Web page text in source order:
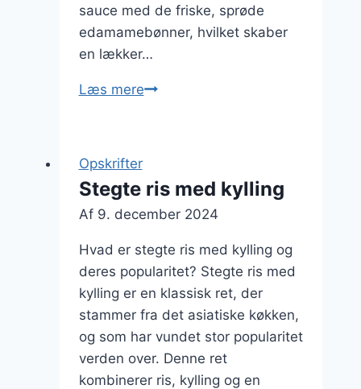
sauce med de friske, sprøde
edamamebønner, hvilket skaber
en lækker…
Læs mereStegte
peanut-
sauce
Opskrifter
Stegte ris med kylling
Af 9. december 2024
Hvad er stegte ris med kylling og
deres popularitet? Stegte ris med
kylling er en klassisk ret, der
stammer fra det asiatiske køkken,
og som har vundet stor popularitet
verden over. Denne ret
kombinerer ris, kylling og en